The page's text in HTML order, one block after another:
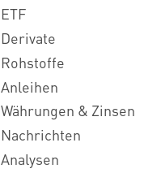
ETF
Derivate
Rohstoffe
Anleihen
Währungen & Zinsen
Nachrichten
Analysen